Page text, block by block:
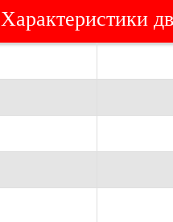
Характеристики